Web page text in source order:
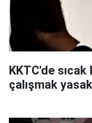
KKTC'de
çalışmak